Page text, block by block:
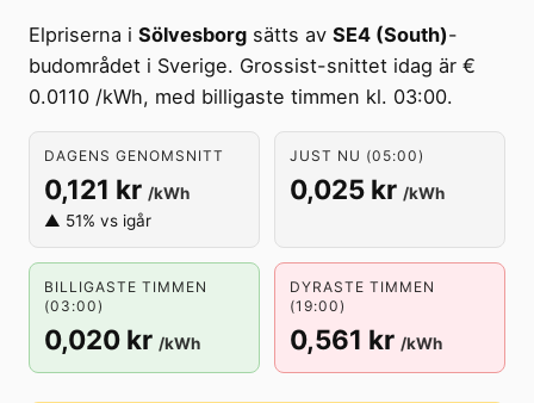
Elpriserna i Sölvesborg sätts av SE4 (South)-
budområdet i Sverige. Grossist-snittet idag är €
0.0110 /kWh, med billigaste timmen kl. 03:00.
DAGENS GENOMSNITT
0,121 kr /kWh
▲ 51% vs igår
JUST NU (05:00)
0,025 kr /kWh
BILLIGASTE TIMMEN
(03:00)
0,020 kr /kWh
DYRASTE TIMMEN
(19:00)
0,561 kr /kWh